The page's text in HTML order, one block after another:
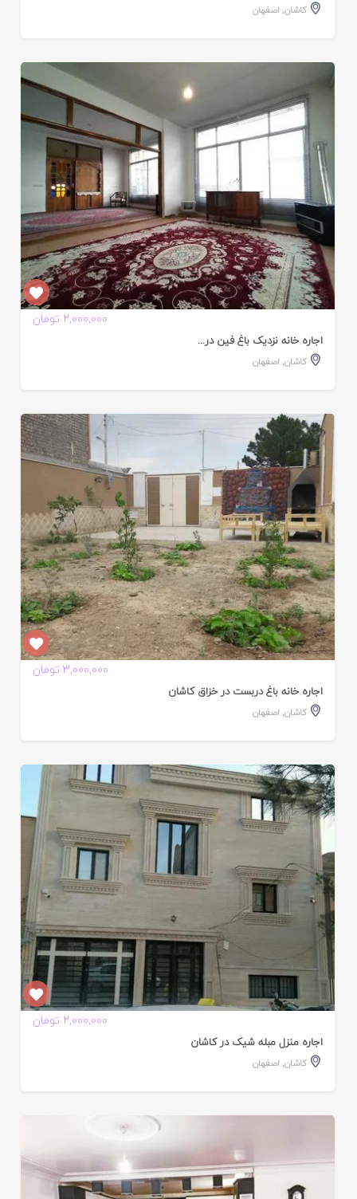
کاشان, اصفهان
2,000,000 تومان
اجاره خانه نزدیک باغ فین در...
کاشان, اصفهان
3,000,000 تومان
اجاره خانه باغ دربست در خزاق کاشان
کاشان, اصفهان
2,000,000 تومان
اجاره منزل مبله شیک در کاشان
کاشان, اصفهان